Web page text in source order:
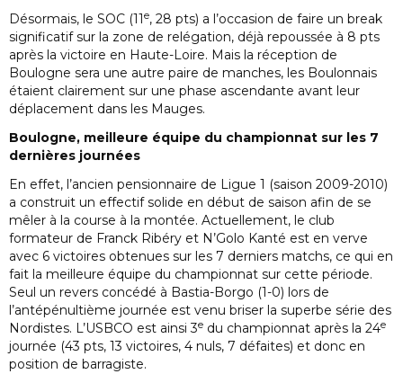
Désormais, le SOC (11 e, 28 pts) a l’occasion de faire un break
significatif sur la zone de relégation, déjà repoussée à 8 pts
après la victoire en Haute-Loire. Mais la réception de
Boulogne sera une autre paire de manches, les Boulonnais
étaient clairement sur une phase ascendante avant leur
déplacement dans les Mauges.
Boulogne, meilleure équipe du championnat sur les 7
dernières journées
En effet, l’ancien pensionnaire de Ligue 1 (saison 2009-2010)
a construit un effectif solide en début de saison afin de se
mêler à la course à la montée. Actuellement, le club
formateur de Franck Ribéry et N’Golo Kanté est en verve
avec 6 victoires obtenues sur les 7 derniers matchs, ce qui en
fait la meilleure équipe du championnat sur cette période.
Seul un revers concédé à Bastia-Borgo (1-0) lors de
l’antépénultième journée est venu briser la superbe série des
Nordistes. L’USBCO est ainsi 3e du championnat après la 24e
journée (43 pts, 13 victoires, 4 nuls, 7 défaites) et donc en
position de barragiste.